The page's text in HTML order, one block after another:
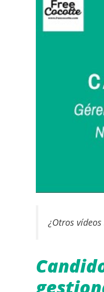
¿Otros